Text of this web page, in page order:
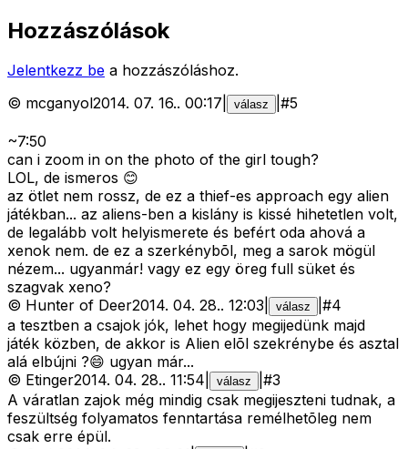
Hozzászólások
Jelentkezz be a hozzászóláshoz.
© mcganyol2014. 07. 16.. 00:17 válasz #5
~7:50
can i zoom in on the photo of the girl tough?
LOL, de ismeros 😊
az ötlet nem rossz, de ez a thief-es approach egy alien
játékban... az aliens-ben a kislány is kissé hihetetlen volt,
de legalább volt helyismerete és befért oda ahová a
xenok nem. de ez a szerkénybõl, meg a sarok mögül
nézem... ugyanmár! vagy ez egy öreg full süket és
szagvak xeno?
© Hunter of Deer2014. 04. 28.. 12:03 válasz #4
a tesztben a csajok jók, lehet hogy megijedünk majd
játék közben, de akkor is Alien elõl szekrénybe és asztal
alá elbújni ?😄 ugyan már...
© Etinger2014. 04. 28.. 11:54 válasz #3
A váratlan zajok még mindig csak megijeszteni tudnak, a
feszültség folyamatos fenntartása remélhetõleg nem
csak erre épül.